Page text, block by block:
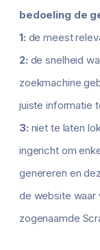
bedoeling de
1: de meest
2: de snelheid
zoekmachine
juiste informatie
3: niet te laten
ingericht om
genereren en
de website waar
zogenaamde